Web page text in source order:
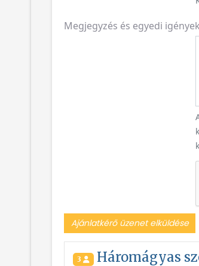
Megjegyzés és egyedi igények
Ajánlatkérő üzenet elküldése
3 Háromágyas